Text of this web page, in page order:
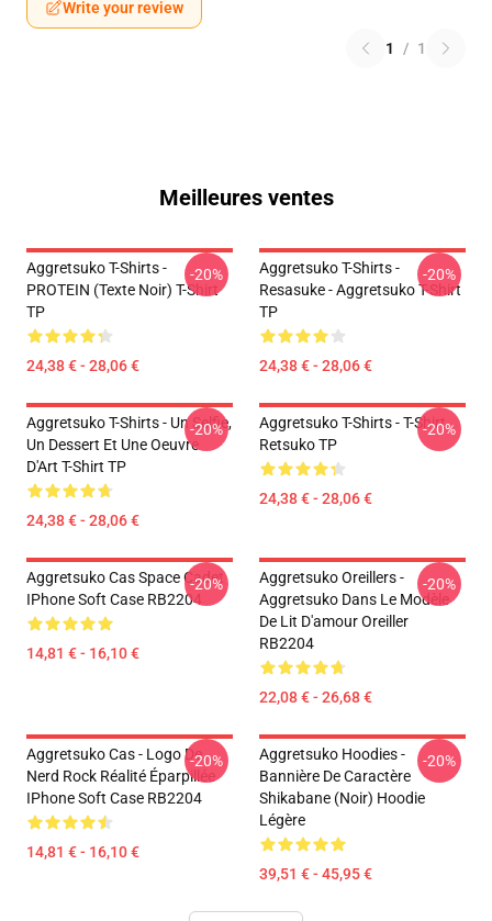
Write your review
1 / 1
Meilleures ventes
Aggretsuko T-Shirts -
PROTEIN (texte Noir) T-Shirt
TP
24,38 € - 28,06 €
-20%
Aggretsuko T-Shirts -
Resasuke - Aggretsuko T-Shirt
TP
24,38 € - 28,06 €
-20%
Aggretsuko T-Shirts - Un Selfie,
Un Dessert Et Une Oeuvre
D'Art T-Shirt TP
24,38 € - 28,06 €
-20%
Aggretsuko T-Shirts - T-Shirt
Retsuko TP
24,38 € - 28,06 €
-20%
Aggretsuko Cas Space Cadet
IPhone Soft Case RB2204
14,81 € - 16,10 €
-20%
Aggretsuko Oreillers -
Aggretsuko Dans Le Modèle
De Lit D'amour Oreiller
RB2204
22,08 € - 26,68 €
-20%
Aggretsuko Cas - Logo De
Nerd Rock Réalité Éparpillée
IPhone Soft Case RB2204
14,81 € - 16,10 €
-20%
Aggretsuko Hoodies -
Bannière De Caractère
Shikabane (noir) Hoodie
Légère
39,51 € - 45,95 €
-20%